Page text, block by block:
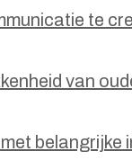
te
van